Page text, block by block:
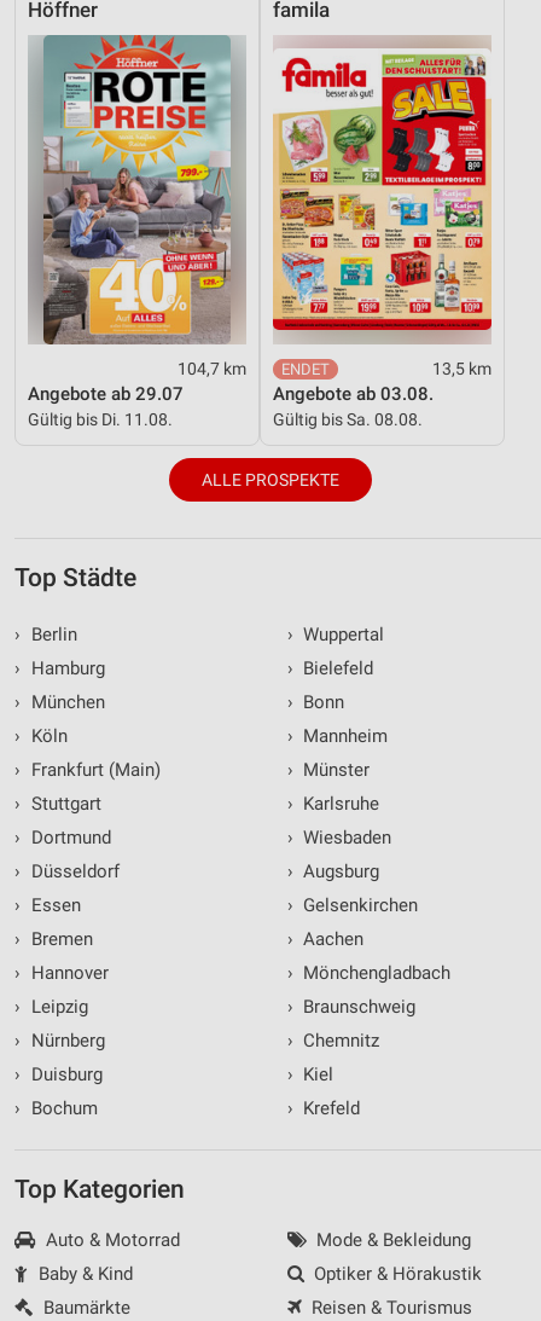
Höffner
104,7 km
Angebote ab 29.07
Gültig bis Di. 11.08.
famila
13,5 km
Angebote ab 03.08.
Gültig bis Sa. 08.08.
ALLE PROSPEKTE
Top Städte
›
Berlin
›
Hamburg
›
München
›
Köln
›
Frankfurt (Main)
› Stuttgart
›
Dortmund
›
Düsseldorf
›
Essen
›
Bremen
›
Hannover
›
Leipzig
›
Nürnberg
›
Duisburg
›
Bochum
› Wuppertal
› Bielefeld
› Bonn
› Mannheim
› Münster
› Karlsruhe
› Wiesbaden
› Augsburg
› Gelsenkirchen
› Aachen
› Mönchengladbach
› Braunschweig
› Chemnitz
› Kiel
› Krefeld
Top Kategorien
Auto & Motorrad
Baby & Kind
Baumärkte
Mode & Bekleidung
Optiker & Hörakustik
Reisen & Tourismus